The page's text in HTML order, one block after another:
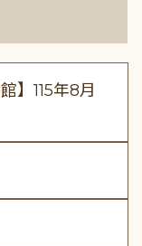
】115年8月